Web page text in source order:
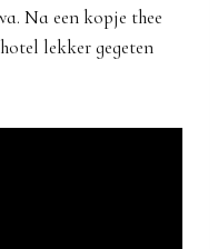
Na een kopje thee
lekker gegeten